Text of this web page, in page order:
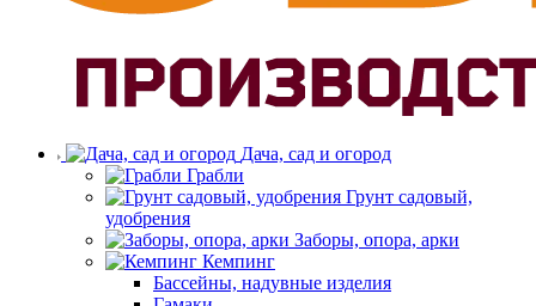
Дача, сад и огород
Грабли
Грунт садовый,
удобрения
Заборы, опора, арки
Кемпинг
Бассейны, надувные изделия